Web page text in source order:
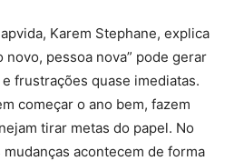
Karem Stephane, explica
novo, pessoa nova” pode gerar
frustrações quase imediatas.
começar o ano bem, fazem
tirar metas do papel. No
acontecem de forma